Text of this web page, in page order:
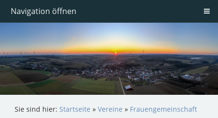
Navigation öffnen
Sie sind hier: Startseite » Vereine » Frauengemeinschaft